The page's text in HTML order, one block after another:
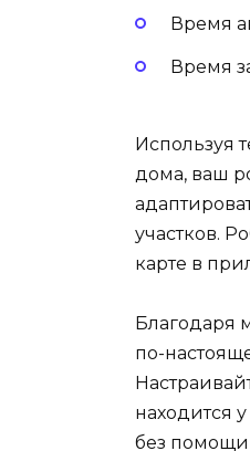
Время
Время
Используя
дома, ваш
участков.
карте в
Благодаря
по-
находится
без помощи